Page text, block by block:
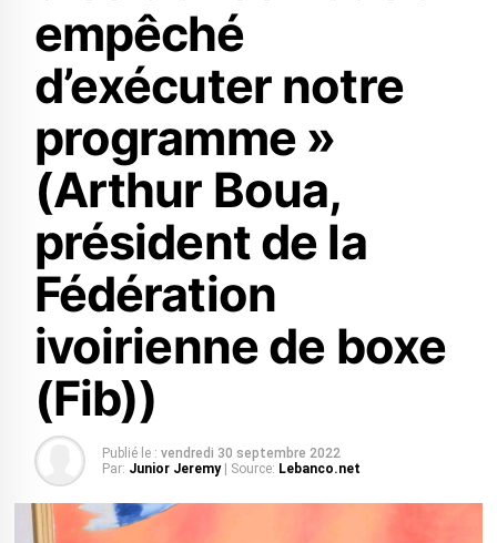
empêché
d’exécuter notre
programme »
(Arthur Boua,
président de la
Fédération
ivoirienne de boxe
(Fib))
Publié le : vendredi 30 septembre 2022
Par: Junior Jeremy | Source: Lebanco.net